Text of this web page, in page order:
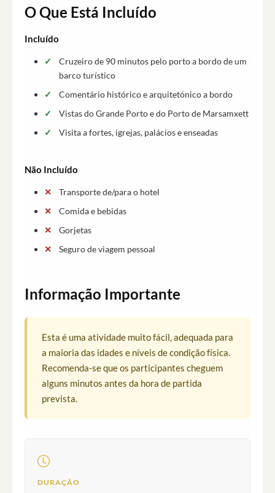
O Que Está Incluído
Incluído
Cruzeiro de 90 minutos pelo porto a bordo de um
barco turístico
Comentário histórico e arquitetónico a bordo
Vistas do Grande Porto e do Porto de Marsamxett
Visita a fortes, igrejas, palácios e enseadas
Não Incluído
Transporte de/para o hotel
Comida e bebidas
Gorjetas
Seguro de viagem pessoal
Informação Importante
Esta é uma atividade muito fácil, adequada para
a maioria das idades e níveis de condição física.
Recomenda-se que os participantes cheguem
alguns minutos antes da hora de partida
prevista.
DURAÇÃO